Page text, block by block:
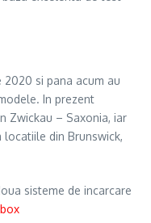
si pana acum au
In prezent
Zwickau – Saxonia, iar
din Brunswick,
sisteme de incarcare